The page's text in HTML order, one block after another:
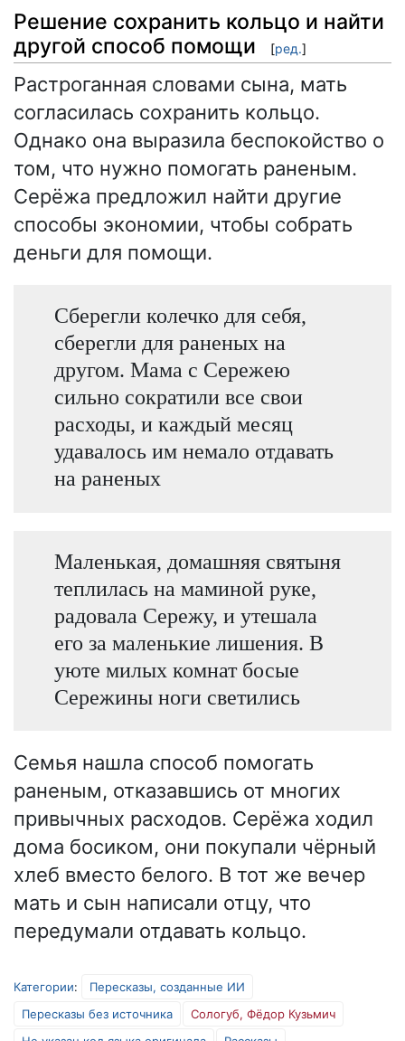
Решение сохранить кольцо и найти
другой способ помощи
[ред.]
Растроганная словами сына, мать
согласилась сохранить кольцо.
Однако она выразила беспокойство о
том, что нужно помогать раненым.
Серёжа предложил найти другие
способы экономии, чтобы собрать
деньги для помощи.
Сберегли колечко для себя,
сберегли для раненых на
другом. Мама с Сережею
сильно сократили все свои
расходы, и каждый месяц
удавалось им немало отдавать
на раненых
Маленькая, домашняя святыня
теплилась на маминой руке,
радовала Сережу, и утешала
его за маленькие лишения. В
уюте милых комнат босые
Сережины ноги светились
Семья нашла способ помогать
раненым, отказавшись от многих
привычных расходов. Серёжа ходил
дома босиком, они покупали чёрный
хлеб вместо белого. В тот же вечер
мать и сын написали отцу, что
передумали отдавать кольцо.
Категории:
Пересказы, созданные ИИ
Пересказы без источника
Сологуб, Фёдор Кузьмич